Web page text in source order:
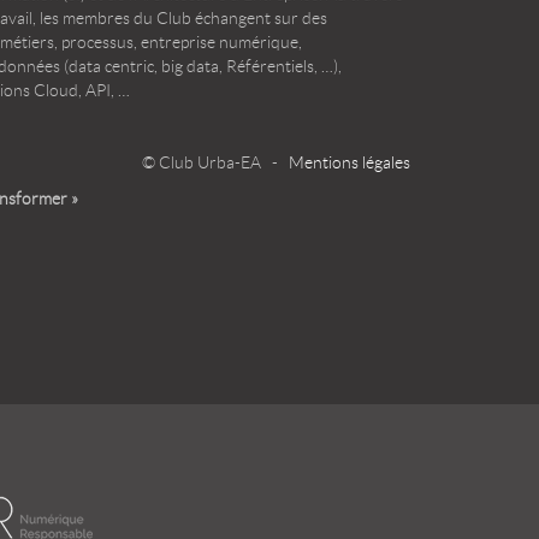
les membres du Club échangent sur des
processus, entreprise numérique,
(data centric, big data, Référentiels, …),
Cloud, API, …
© Club Urba-EA - Mentions légales
»